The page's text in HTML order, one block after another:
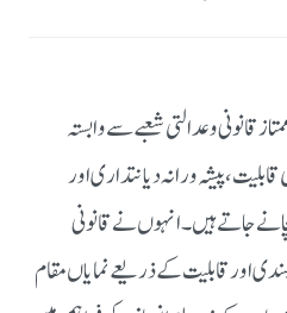
قانونی و عدالتی شعبے سے وابستہ
پیشہ ورانہ دیانتداری اور
جاتے ہیں۔انہوں نے قانونی
اور قابلیت کے ذریعے نمایاں مقام